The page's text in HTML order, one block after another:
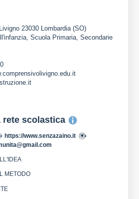
23030 Lombardia (SO)
Scuola Primaria, Secondarie
rete scolastica
https://www.senzazaino.it
METODO